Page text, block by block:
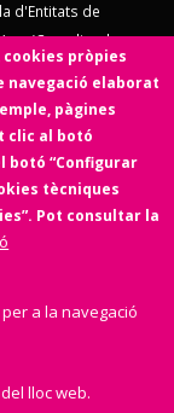
d'Entitats de
(Coordinadora
Solidària
de col·laboració amb
Catalana de
membre deXarxa
,Associació
de l'Economia
pròpies
navegació elaborat
pàgines
clic al botó
botó “Configurar
tècniques
Pot consultar la
a la navegació
lloc web.